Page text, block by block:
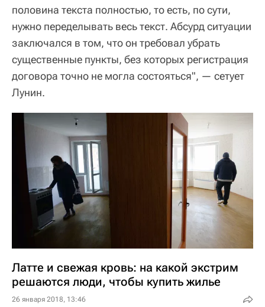
половина текста полностью, то есть, по сути,
нужно переделывать весь текст. Абсурд ситуации
заключался в том, что он требовал убрать
существенные пункты, без которых регистрация
договора точно не могла состояться", — сетует
Лунин.
Латте и свежая кровь: на какой экстрим
решаются люди, чтобы купить жилье
26 января 2018, 13:46